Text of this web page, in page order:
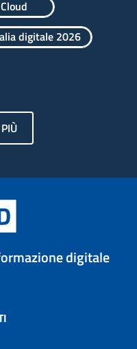
Cloud
digitale 2026
digitale